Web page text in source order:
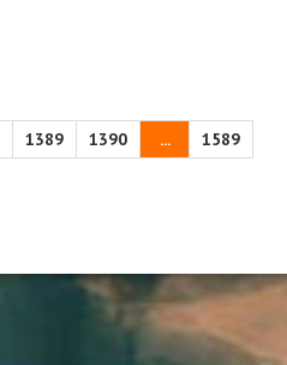
1389 1390 ... 1589